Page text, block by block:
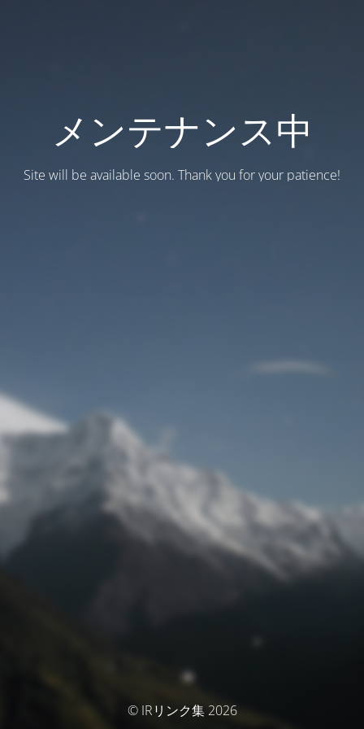
メンテナンス中
Site will be available soon. Thank you for your patience!
© IRリンク集 2026